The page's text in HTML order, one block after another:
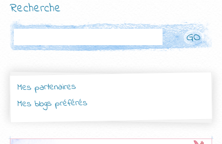
Recherche
Mes partenaires
Mes blogs préférés